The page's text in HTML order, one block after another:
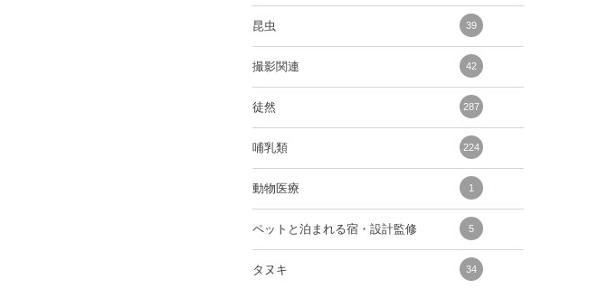
昆虫 39
撮影関連 42
徒然 287
哺乳類 224
動物医療 1
ペットと泊まれる宿・設計監修 5
タヌキ 34